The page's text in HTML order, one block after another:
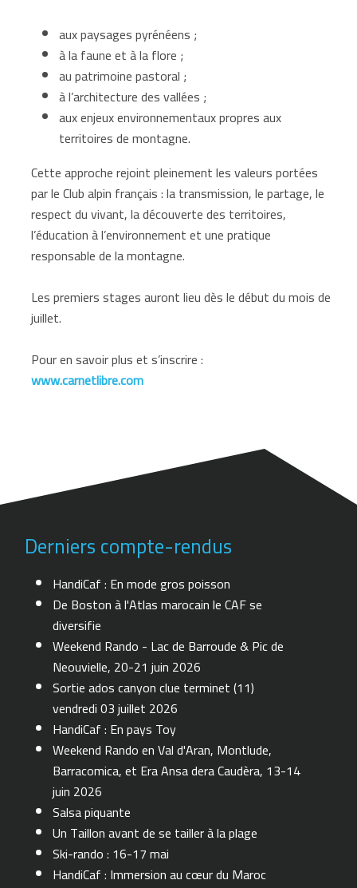
aux paysages pyrénéens ;
à la faune et à la flore ;
au patrimoine pastoral ;
à l’architecture des vallées ;
aux enjeux environnementaux propres aux
territoires de montagne.
Cette approche rejoint pleinement les valeurs portées
par le Club alpin français : la transmission, le partage, le
respect du vivant, la découverte des territoires,
l’éducation à l’environnement et une pratique
responsable de la montagne.
Les premiers stages auront lieu dès le début du mois de
juillet.
Pour en savoir plus et s’inscrire :
www.carnetlibre.com
Derniers compte-rendus
HandiCaf : En mode gros poisson
De Boston à l'Atlas marocain le CAF se
diversifie
Weekend Rando - Lac de Barroude & Pic de
Neouvielle, 20-21 juin 2026
Sortie ados canyon clue terminet (11)
vendredi 03 juillet 2026
HandiCaf : En pays Toy
Weekend Rando en Val d'Aran, Montlude,
Barracomica, et Era Ansa dera Caudèra, 13-14
juin 2026
Salsa piquante
Un Taillon avant de se tailler à la plage
Ski-rando : 16-17 mai
HandiCaf : Immersion au cœur du Maroc